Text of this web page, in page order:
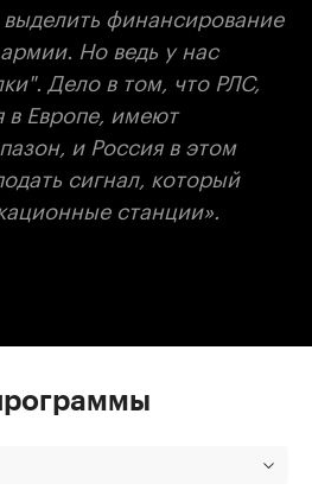
финансирование
Но ведь у нас
Дело в том, что РЛС,
в Европе, имеют
и Россия в этом
сигнал, который
станции».